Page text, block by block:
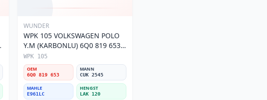
WUNDER
WPK 105 VOLKSWAGEN POLO
Y.M (KARBONLU) 6Q0 819 653
Polen Filtresi
WPK 105
OEM
6Q0 819 653
MANN
CUK 2545
MAHLE
E961LC
HENGST
LAK 120